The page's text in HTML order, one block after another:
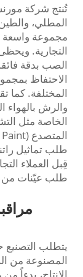
تُنتج شركة
المطلي،
مجموعة واسعة
التجارية.
الصب بدقة
الاحتفاظ
المختلفة. كما
والرش بالهواء
طلب عيّنات من
المصنوعة من
الإنتاج، بدءاً